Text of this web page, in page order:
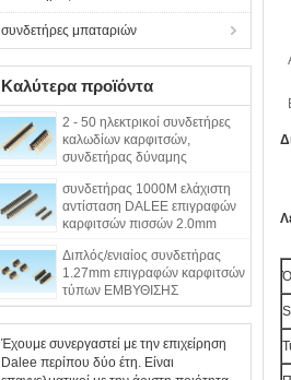
συνδετήρες μπαταριών
Καλύτερα προϊόντα
2 - 50 ηλεκτρικοί συνδετήρες
καλωδίων καρφιτσών,
συνδετήρας δύναμης
ΕΜΒΥΘΙΣΗΣ 90°
συνδετήρας 1000M ελάχιστη
αντίσταση DALEE επιγραφών
καρφιτσών πισσών 2.0mm
Διπλός/ενιαίος συνδετήρας
1.27mm επιγραφών καρφιτσών
τύπων ΕΜΒΥΘΙΣΗΣ
υπόλοιπου κόσμου πρότυπα
πισσών PBT
Έχουμε συνεργαστεί με την επιχείρηση
Dalee περίπου δύο έτη. Είναι